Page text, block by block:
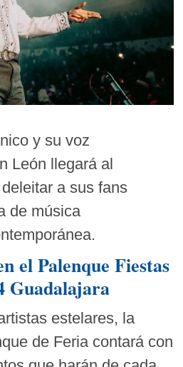
y su voz
León llegará al
a sus fans
de música
el Palenque Fiestas
Guadalajara
estelares, la
de Feria contará con